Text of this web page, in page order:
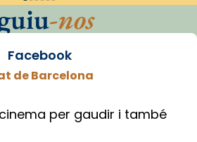
-nos
Facebook
de Barcelona
per gaudir i també